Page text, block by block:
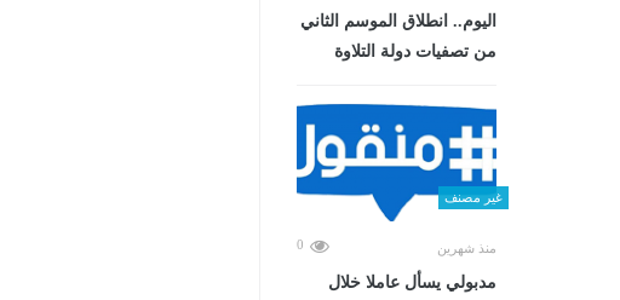
اليوم.. انطلاق الموسم الثاني
من تصفيات دولة التلاوة
غير مصنف
منذ شهرين 0
مدبولي يسأل عاملا خلال